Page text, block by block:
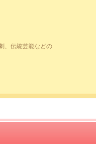
、伝統芸能などの